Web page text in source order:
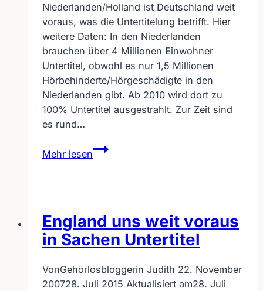
Niederlanden/Holland ist Deutschland weit
voraus, was die Untertitelung betrifft. Hier
weitere Daten: In den Niederlanden
brauchen über 4 Millionen Einwohner
Untertitel, obwohl es nur 1,5 Millionen
Hörbehinderte/Hörgeschädigte in den
Niederlanden gibt. Ab 2010 wird dort zu
100% Untertitel ausgestrahlt. Zur Zeit sind
es rund…
Mehr lesen
Nachbarland
Holland
100%
Untertitel
England uns weit voraus
in Sachen Untertitel
VonGehörlosbloggerin Judith 22. November
200728. Juli 2015 Aktualisiert am28. Juli